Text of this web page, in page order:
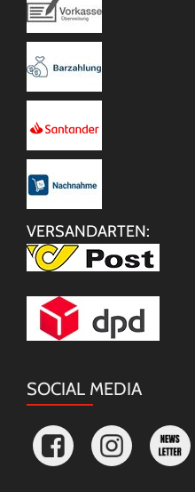
VERSANDARTEN:
SOCIAL MEDIA